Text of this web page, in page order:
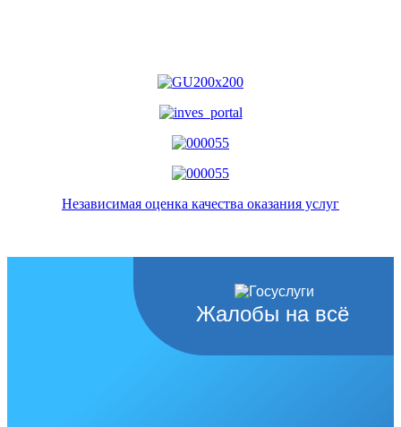
Независимая оценка качества оказания услуг
Жалобы на всё